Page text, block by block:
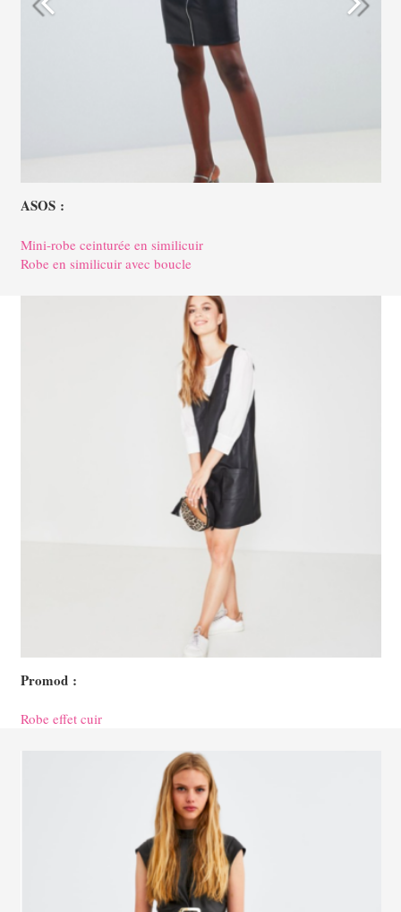
ASOS :
Mini-robe ceinturée en similicuir
Robe en similicuir avec boucle
Promod :
Robe effet cuir